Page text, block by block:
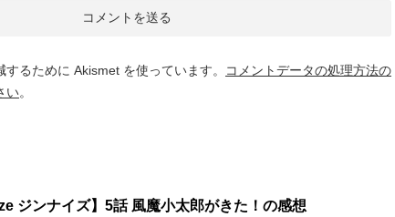
るために Akismet を使っています。
コメントデータの処理方法の
い。
ジンナイズ】5話 風魔小太郎がきた！の感想